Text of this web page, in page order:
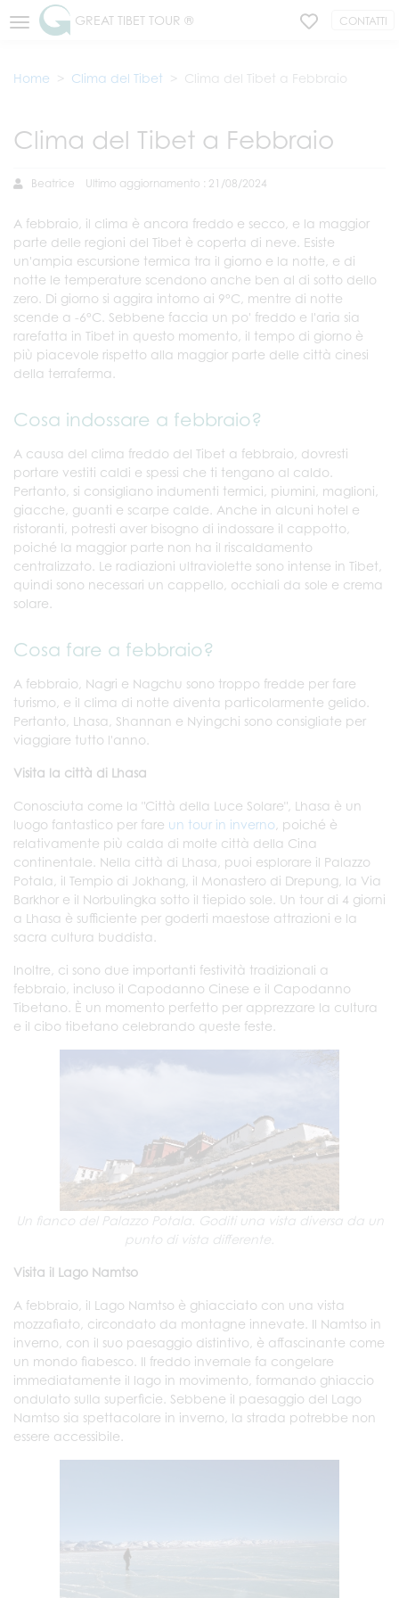
GREAT TIBET TOUR ® CONTATTI
Home Clima del Tibet Clima del Tibet a Febbraio
Clima del Tibet a Febbraio
Beatrice Ultimo aggiornamento : 21/08/2024
A febbraio, il clima è ancora freddo e secco, e la maggior
parte delle regioni del Tibet è coperta di neve. Esiste
un'ampia escursione termica tra il giorno e la notte, e di
notte le temperature scendono anche ben al di sotto dello
zero. Di giorno si aggira intorno ai 9°C, mentre di notte
scende a -6°C. Sebbene faccia un po' freddo e l'aria sia
rarefatta in Tibet in questo momento, il tempo di giorno è
più piacevole rispetto alla maggior parte delle città cinesi
della terraferma.
Cosa indossare a febbraio?
A causa del clima freddo del Tibet a febbraio, dovresti
portare vestiti caldi e spessi che ti tengano al caldo.
Pertanto, si consigliano indumenti termici, piumini, maglioni,
giacche, guanti e scarpe calde. Anche in alcuni hotel e
ristoranti, potresti aver bisogno di indossare il cappotto,
poiché la maggior parte non ha il riscaldamento
centralizzato. Le radiazioni ultraviolette sono intense in Tibet,
quindi sono necessari un cappello, occhiali da sole e crema
solare.
Cosa fare a febbraio?
A febbraio, Nagri e Nagchu sono troppo fredde per fare
turismo, e il clima di notte diventa particolarmente gelido.
Pertanto, Lhasa, Shannan e Nyingchi sono consigliate per
viaggiare tutto l'anno.
Visita la città di Lhasa
Conosciuta come la "Città della Luce Solare", Lhasa è un
luogo fantastico per fare un tour in inverno, poiché è
relativamente più calda di molte città della Cina
continentale. Nella città di Lhasa, puoi esplorare il Palazzo
Potala, il Tempio di Jokhang, il Monastero di Drepung, la Via
Barkhor e il Norbulingka sotto il tiepido sole. Un tour di 4 giorni
a Lhasa è sufficiente per goderti maestose attrazioni e la
sacra cultura buddista.
Inoltre, ci sono due importanti festività tradizionali a
febbraio, incluso il Capodanno Cinese e il Capodanno
Tibetano. È un momento perfetto per apprezzare la cultura
e il cibo tibetano celebrando queste feste.
Un fianco del Palazzo Potala. Goditi una vista diversa da un
punto di vista differente.
Visita il Lago Namtso
A febbraio, il Lago Namtso è ghiacciato con una vista
mozzafiato, circondato da montagne innevate. Il Namtso in
inverno, con il suo paesaggio distintivo, è affascinante come
un mondo fiabesco. Il freddo invernale fa congelare
immediatamente il lago in movimento, formando ghiaccio
ondulato sulla superficie. Sebbene il paesaggio del Lago
Namtso sia spettacolare in inverno, la strada potrebbe non
essere accessibile.